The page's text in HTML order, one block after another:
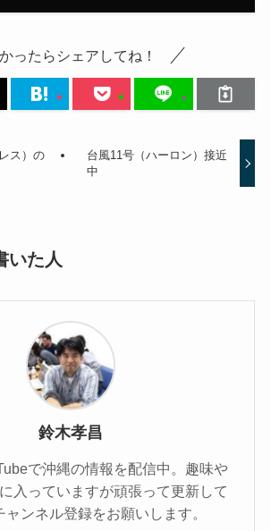
ったらシェアしてね！
ス）の
台風11号（ハーロン）接近
中
いた人
鈴木孝昌
で沖縄の情報を配信中。趣味や
入っていますが頑張って更新して
ャンネル登録をお願いします。